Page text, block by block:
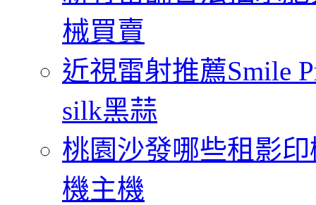
械買賣
近視雷射推薦Smile
silk黑蒜
桃園沙發哪些租影
機主機